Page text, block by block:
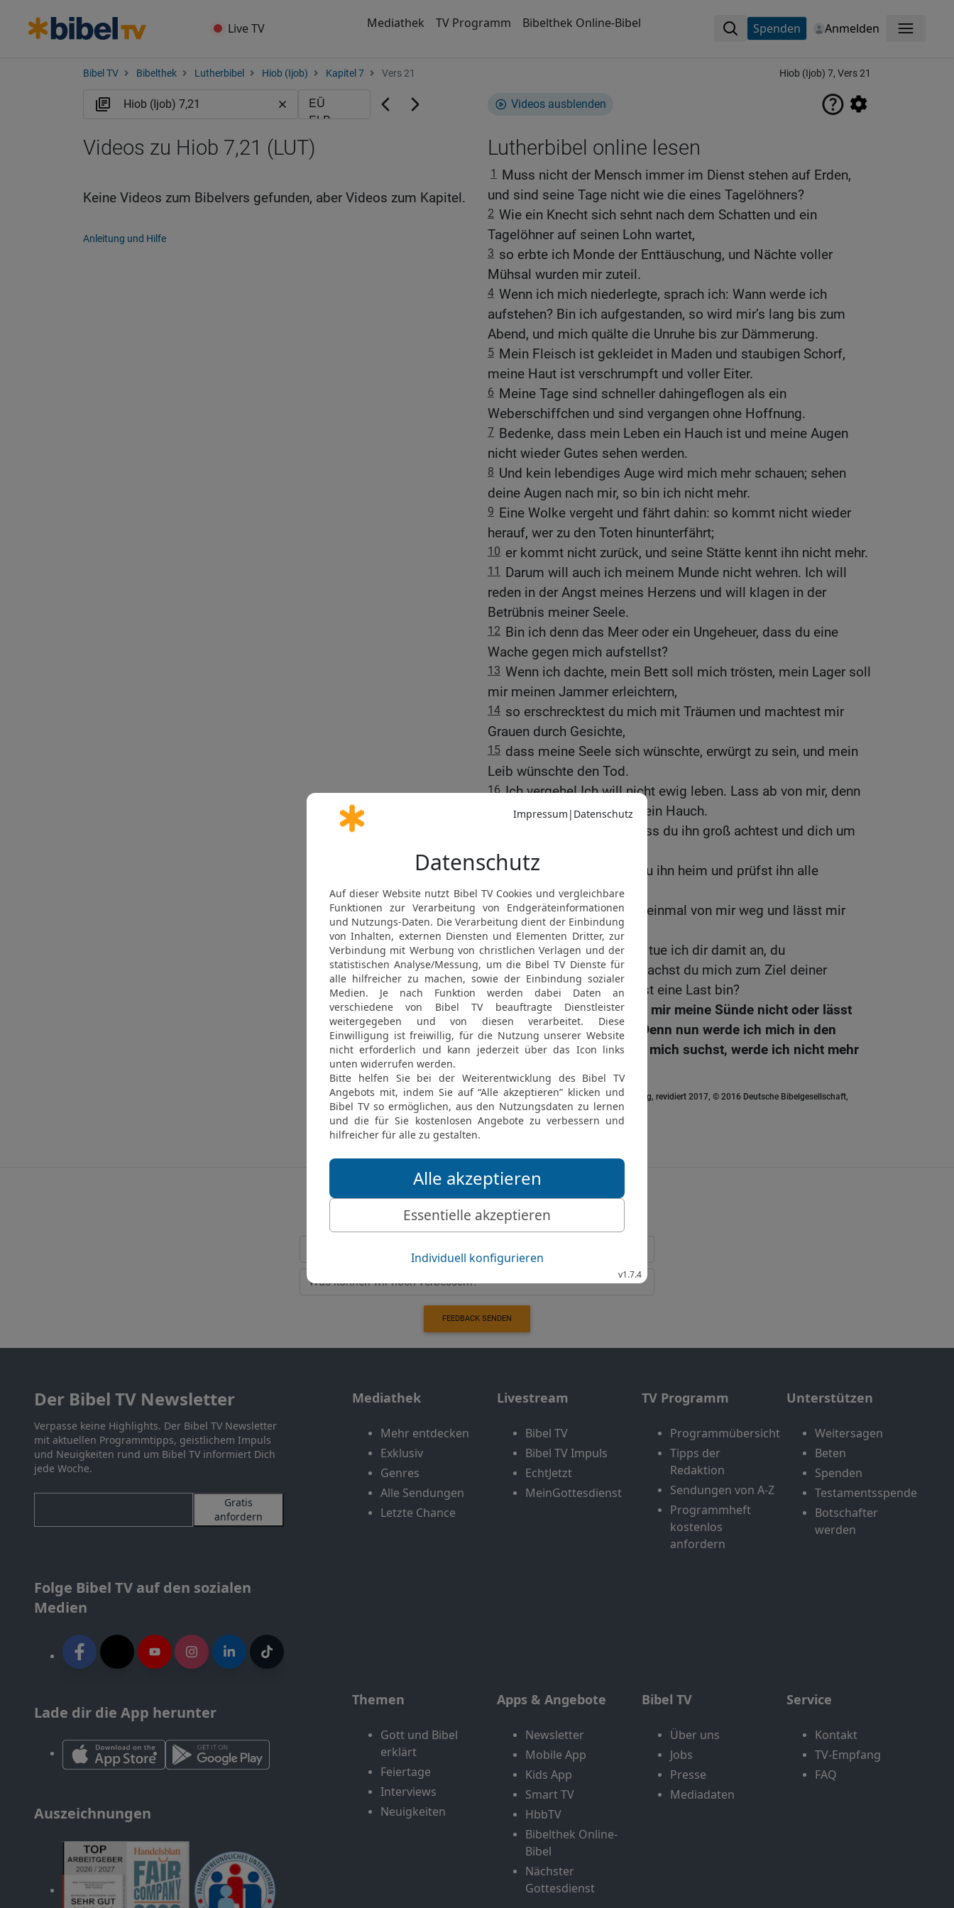
Live TV Mediathek TV Programm Bibelthek Online-Bibel Spenden Anmelden Menü
Bibel TV Bibelthek Lutherbibel Hiob (Ijob) Kapitel 7 Vers 21 Hiob (Ijob) 7, Vers 21
Videos ausblenden
Lutherbibel online lesen
1 Muss nicht der Mensch immer im Dienst stehen auf Erden,
und sind seine Tage nicht wie die eines Tagelöhners?
2 Wie ein Knecht sich sehnt nach dem Schatten und ein
Tagelöhner auf seinen Lohn wartet,
3 so erbte ich Monde der Enttäuschung, und Nächte voller
Mühsal wurden mir zuteil.
4 Wenn ich mich niederlegte, sprach ich: Wann werde ich
aufstehen? Bin ich aufgestanden, so wird mir’s lang bis zum
Abend, und mich quälte die Unruhe bis zur Dämmerung.
5 Mein Fleisch ist gekleidet in Maden und staubigen Schorf,
meine Haut ist verschrumpft und voller Eiter.
6 Meine Tage sind schneller dahingeflogen als ein
Weberschiffchen und sind vergangen ohne Hoffnung.
7 Bedenke, dass mein Leben ein Hauch ist und meine Augen
nicht wieder Gutes sehen werden.
8 Und kein lebendiges Auge wird mich mehr schauen; sehen
deine Augen nach mir, so bin ich nicht mehr.
9 Eine Wolke vergeht und fährt dahin: so kommt nicht wieder
herauf, wer zu den Toten hinunterfährt;
10 er kommt nicht zurück, und seine Stätte kennt ihn nicht mehr.
11 Darum will auch ich meinem Munde nicht wehren. Ich will
reden in der Angst meines Herzens und will klagen in der
Betrübnis meiner Seele.
12 Bin ich denn das Meer oder ein Ungeheuer, dass du eine
Wache gegen mich aufstellst?
13 Wenn ich dachte, mein Bett soll mich trösten, mein Lager soll
mir meinen Jammer erleichtern,
14 so erschrecktest du mich mit Träumen und machtest mir
Grauen durch Gesichte,
15 dass meine Seele sich wünschte, erwürgt zu sein, und mein
Leib wünschte den Tod.
16 Ich vergehe! Ich will nicht ewig leben. Lass ab von mir, denn
meine Tage sind nur noch ein Hauch.
Was ist der Mensch, dass du ihn groß achtest und dich um
ihn bekümmerst?
18 Jeden Morgen suchst du ihn heim und prüfst ihn alle
Stunden.
19
Warum blickst du nicht einmal von mir weg und lässt mir
keinen Atemzug Ruhe?
20 Hab ich gesündigt, was tue ich dir damit an, du
Menschenhüter? Warum machst du mich zum Ziel deiner
Anläufe, dass ich mir selbst eine Last bin?
21 Und warum vergibst du mir meine Sünde nicht oder lässt
meine Schuld hingehen? Denn nun werde ich mich in den
Staub legen, und wenn du mich suchst, werde ich nicht mehr
Die Bibel nach Martin Luthers Übersetzung, revidiert 2017, © 2016 Deutsche Bibelgesellschaft,
Stuttgart
Videos zu Hiob 7,21 (LUT)
Keine Videos zum Bibelvers gefunden, aber Videos zum Kapitel.
Anleitung und Hilfe
Möchtest du uns Feedback geben?
Bewertung der Bibelthek
FEEDBACK SENDEN
Der Bibel TV Newsletter
Verpasse keine Highlights. Der Bibel TV Newsletter
mit aktuellen Programmtipps, geistlichem Impuls
und Neuigkeiten rund um Bibel TV informiert Dich
jede Woche.
Gratis
anfordern
Folge Bibel TV auf den sozialen
Medien
Lade dir die App herunter
Auszeichnungen
Mediathek
Mehr entdecken
Exklusiv
Genres
Alle Sendungen
Letzte Chance
Livestream
Bibel TV
Bibel TV Impuls
EchtJetzt
MeinGottesdienst
TV Programm
Programmübersicht
Tipps der
Redaktion
Sendungen von A-Z
Programmheft
kostenlos
anfordern
Unterstützen
Weitersagen
Beten
Spenden
Testamentsspende
Botschafter
werden
Themen
Gott und Bibel
erklärt
Feiertage
Interviews
Neuigkeiten
Apps & Angebote
Newsletter
Mobile App
Kids App
Smart TV
HbbTV
Bibelthek Online-
Bibel
Nächster
Gottesdienst
Bibel TV
Über uns
Jobs
Presse
Mediadaten
Service
Kontakt
TV-Empfang
FAQ